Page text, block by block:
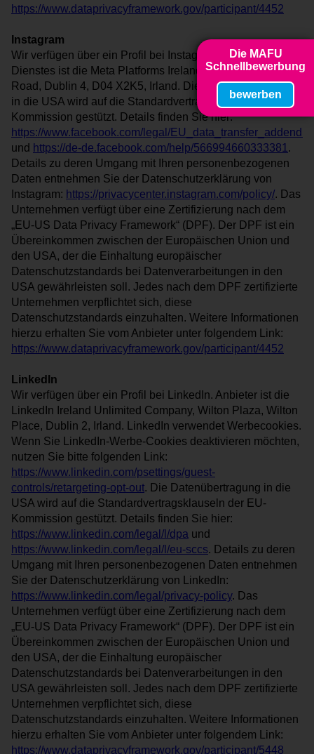
https://www.dataprivacyframework.gov/participant/4452
Instagram
Wir verfügen über ein Profil bei Instagram. Anbieter dieses
Dienstes ist die Meta Platforms Ireland Limited, Merrion
Road, Dublin 4, D04 X2K5, Irland. Die Datenübertragung
in die USA wird auf die Standardvertragsklauseln der EU-
Kommission gestützt. Details finden Sie hier:
https://www.facebook.com/legal/
und https://de-de.facebook.com/help/566994660333381 .
Details zu deren Umgang mit Ihren personenbezogenen
Daten entnehmen Sie der Datenschutzerklärung von
Instagram: https://privacycenter.instagram.com/policy/. Das
Unternehmen verfügt über eine Zertifizierung nach dem
„EU-US Data Privacy Framework“ (DPF). Der DPF ist ein
Übereinkommen zwischen der Europäischen Union und
den USA, der die Einhaltung europäischer
Datenschutzstandards bei Datenverarbeitungen in den
USA gewährleisten soll. Jedes nach dem DPF zertifizierte
Unternehmen verpflichtet sich, diese
Datenschutzstandards einzuhalten. Weitere Informationen
hierzu erhalten Sie vom Anbieter unter folgendem Link:
https://www.dataprivacyframework.gov/participant/4452
LinkedIn
Wir verfügen über ein Profil bei LinkedIn. Anbieter ist die
LinkedIn Ireland Unlimited Company, Wilton Plaza, Wilton
Place, Dublin 2, Irland. LinkedIn verwendet Werbecookies.
Wenn Sie LinkedIn-Werbe-Cookies deaktivieren möchten,
nutzen Sie bitte folgenden Link:
https://www.linkedin.com/psettings/guest-
controls/retargeting-opt-out. Die Datenübertragung in die
USA wird auf die Standardvertragsklauseln der EU-
Kommission gestützt. Details finden Sie hier:
https://www.linkedin.com/legal/l/dpa und
https://www.linkedin.com/legal/l/eu-sccs. Details zu deren
Umgang mit Ihren personenbezogenen Daten entnehmen
Sie der Datenschutzerklärung von LinkedIn:
https://www.linkedin.com/legal/privacy-policy. Das
Unternehmen verfügt über eine Zertifizierung nach dem
„EU-US Data Privacy Framework“ (DPF). Der DPF ist ein
Übereinkommen zwischen der Europäischen Union und
den USA, der die Einhaltung europäischer
Datenschutzstandards bei Datenverarbeitungen in den
USA gewährleisten soll. Jedes nach dem DPF zertifizierte
Unternehmen verpflichtet sich, diese
Datenschutzstandards einzuhalten. Weitere Informationen
hierzu erhalten Sie vom Anbieter unter folgendem Link:
https://www.dataprivacyframework.gov/participant/5448
Die MAFU
Schnellbewerbung
bewerben